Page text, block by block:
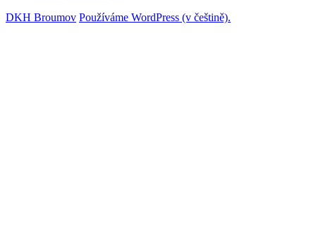
DKH Broumov Používáme WordPress (v češtině).